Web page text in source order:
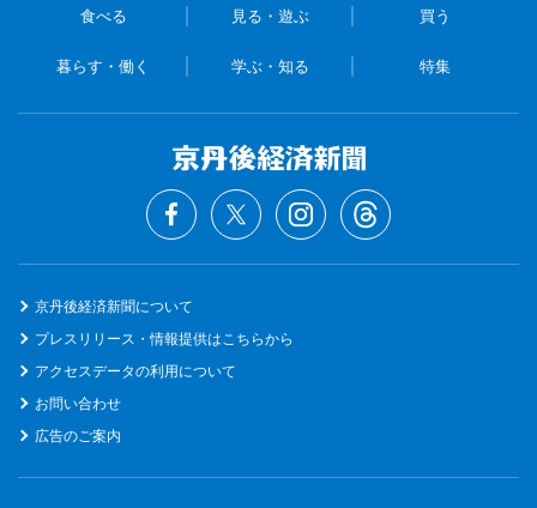
食べる 見る・遊ぶ 買う
暮らす・働く 学ぶ・知る 特集
京丹後経済新聞について
プレスリリース・情報提供はこちらから
アクセスデータの利用について
お問い合わせ
広告のご案内